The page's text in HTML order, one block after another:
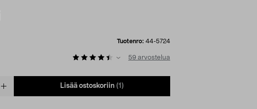
Tuotenro: 44-5724
59 arvostelua
Lisää ostoskoriin (1)